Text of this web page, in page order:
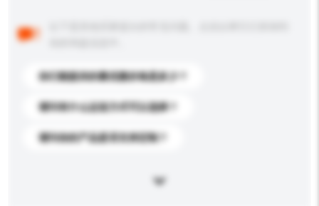
你们能提供的最优惠价格是多少？
请问有什么运送方式可以选择？
请问你的产品是否支持定制？